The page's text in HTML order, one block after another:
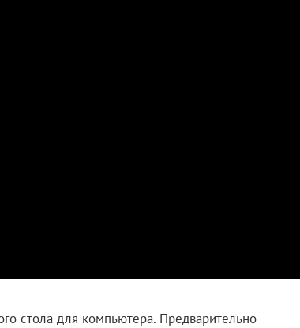
стола для компьютера. Предварительно